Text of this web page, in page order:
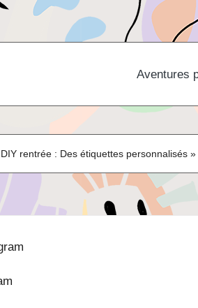
Aventures
DIY rentrée : Des étiquettes personnalisés